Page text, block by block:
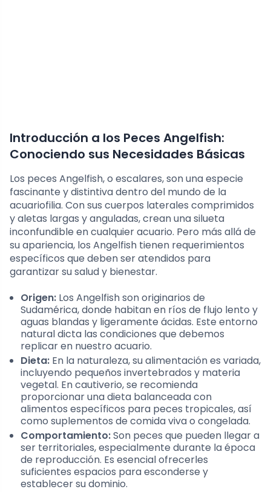
Introducción a los Peces Angelfish:
Conociendo sus Necesidades Básicas
Los peces Angelfish, o escalares, son una especie
fascinante y distintiva dentro del mundo de la
acuariofilia. Con sus cuerpos laterales comprimidos
y aletas largas y anguladas, crean una silueta
inconfundible en cualquier acuario. Pero más allá de
su apariencia, los Angelfish tienen requerimientos
específicos que deben ser atendidos para
garantizar su salud y bienestar.
Origen: Los Angelfish son originarios de
Sudamérica, donde habitan en ríos de flujo lento y
aguas blandas y ligeramente ácidas. Este entorno
natural dicta las condiciones que debemos
replicar en nuestro acuario.
Dieta: En la naturaleza, su alimentación es variada,
incluyendo pequeños invertebrados y materia
vegetal. En cautiverio, se recomienda
proporcionar una dieta balanceada con
alimentos específicos para peces tropicales, así
como suplementos de comida viva o congelada.
Comportamiento:Son peces que pueden llegar a
ser territoriales, especialmente durante la época
de reproducción. Es esencial ofrecerles
suficientes espacios para esconderse y
establecer su dominio.